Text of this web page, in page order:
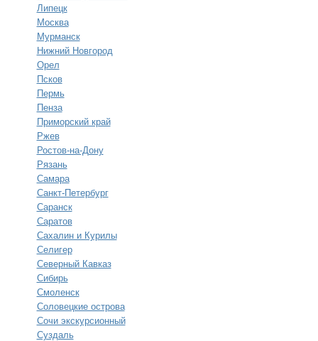
Липецк
Москва
Мурманск
Нижний Новгород
Орел
Псков
Пермь
Пенза
Приморский край
Ржев
Ростов-на-Дону
Рязань
Самара
Санкт-Петербург
Саранск
Саратов
Сахалин и Курилы
Селигер
Северный Кавказ
Сибирь
Смоленск
Соловецкие острова
Сочи экскурсионный
Суздаль